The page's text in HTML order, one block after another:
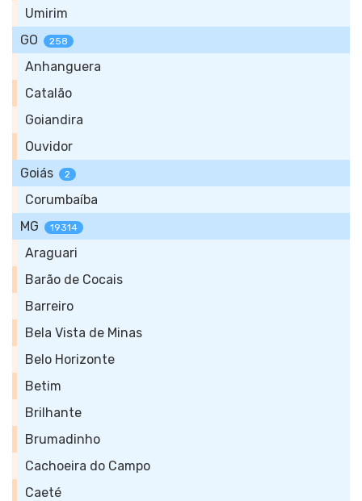
Umirim
GO
258
Anhanguera
Catalão
Goiandira
Ouvidor
Goiás
2
Corumbaíba
MG
19314
Araguari
Barão de Cocais
Barreiro
Bela Vista de Minas
Belo Horizonte
Betim
Brilhante
Brumadinho
Cachoeira do Campo
Caeté